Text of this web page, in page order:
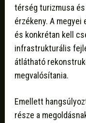
térség turizmusa
érzékeny. A megyei
és konkrétan kell
infrastrukturális
átlátható
megvalósítania.
Emellett
része a